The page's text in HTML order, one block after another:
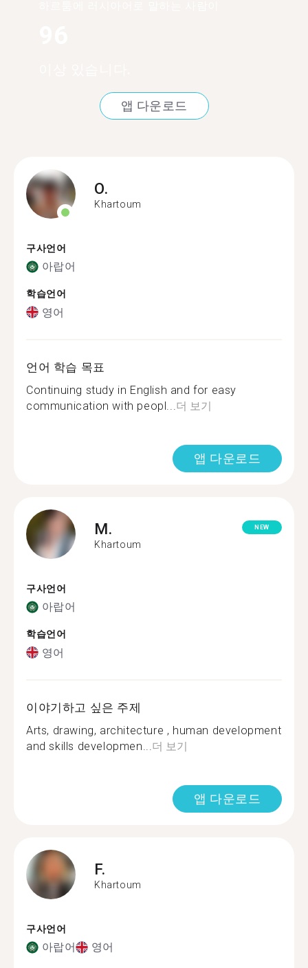
앱 다운로드
O.
Khartoum
구사언어
아랍어
학습언어
영어
언어 학습 목표
Continuing study in English and for easy
communication with peopl... 더 보기
앱 다운로드
M.
Khartoum
NEW
구사언어
아랍어
학습언어
영어
이야기하고 싶은 주제
Arts, drawing, architecture , human development
and skills developmen... 더 보기
앱 다운로드
F.
Khartoum
구사언어
아랍어 영어